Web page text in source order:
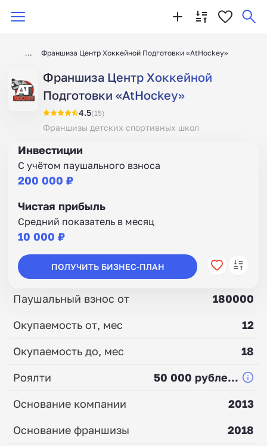
Франшиза Центр Хоккейной Подготовки «AtHockey»
Франшиза Центр Хоккейной
Подготовки «AtHockey»
4.5(15)
Франшизы детских спортивных школ
Инвестиции
С учётом паушального взноса
200 000 ₽
Чистая прибыль
Средний показатель в месяц
10 000 ₽
ПОЛУЧИТЬ БИЗНЕС-ПЛАН
Паушальный взнос от
180000
Окупаемость от, мес
12
Окупаемость до, мес
18
Роялти
50 000 рубле...
Основание компании
2013
Основание франшизы
2018